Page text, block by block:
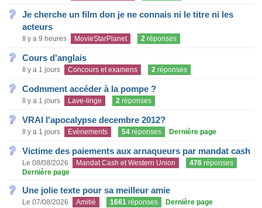
Je cherche un film don je ne connais ni le titre ni les
acteurs
Il y a 9 heures MovieStarPlanet 2 réponses
Cours d'anglais
Il y a 1 jours Concours et examens 2 réponses
Codmment accéder à la pompe ?
Il y a 1 jours Lave-linge 2 réponses
VRAI l'apocalypse decembre 2012?
Il y a 1 jours Evènements 54 réponses Dernière page
Victime des paiements aux arnaqueurs par mandat cash
Le 08/08/2026 Mandat Cash et Western Union 476 réponses
Dernière page
Une jolie texte pour sa meilleur amie
Le 07/08/2026 Amitié 1661 réponses Dernière page